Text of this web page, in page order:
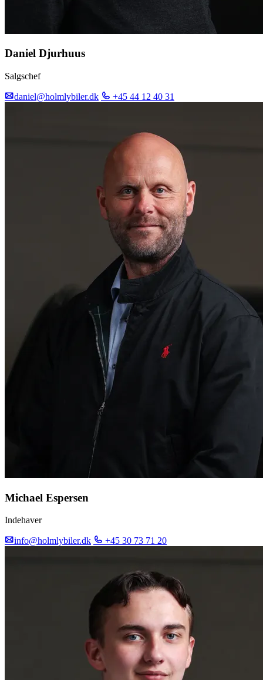
Daniel Djurhuus
Salgschef
daniel@holmlybiler.dk +45 44 12 40 31
Michael Espersen
Indehaver
info@holmlybiler.dk +45 30 73 71 20